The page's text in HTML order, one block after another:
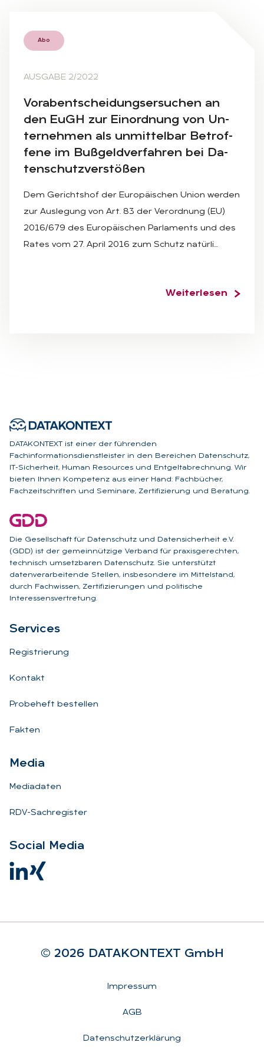
Abo
AUSGABE 2/2022
Vor­ab­ent­schei­dungs­er­su­chen an
den EuGH zur Ein­ord­nung von Un­
ter­neh­men als un­mit­tel­bar Be­trof­
fe­ne im Buß­geld­ver­fah­ren bei Da­
ten­schutz­ver­stö­ßen
Dem Gerichtshof der Europäischen Union werden
zur Auslegung von Art. 83 der Verordnung (EU)
2016/679 des Europäischen Parlaments und des
Rates vom 27. April 2016 zum Schutz natürli…
Weiterlesen
DATAKONTEXT ist einer der führenden
Fachinformationsdienstleister in den Bereichen Datenschutz,
IT-Sicherheit, Human Resources und Entgeltabrechnung. Wir
bieten Ihnen Kompetenz aus einer Hand: Fachbücher,
Fachzeitschriften und Seminare, Zertifizierung und Beratung.
Die Gesellschaft für Datenschutz und Datensicherheit e.V.
(GDD) ist der gemeinnützige Verband für praxisgerechten,
technisch umsetzbaren Datenschutz. Sie unterstützt
datenverarbeitende Stellen, insbesondere im Mittelstand,
durch Fachwissen, Zertifizierungen und politische
Interessensvertretung.
Ser­vices
Registrierung
Kontakt
Probeheft bestellen
Fakten
Me­dia
Mediadaten
RDV-Sachregister
So­ci­al Me­dia
© 2026 DA­TA­KON­TEXT GmbH
Impressum
AGB
Datenschutzerklärung